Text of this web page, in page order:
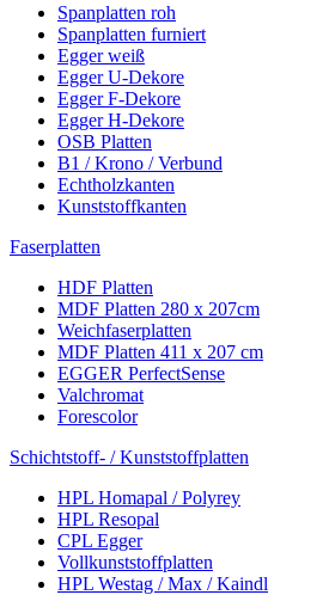
Spanplatten roh
Spanplatten furniert
Egger weiß
Egger U-Dekore
Egger F-Dekore
Egger H-Dekore
OSB Platten
B1 / Krono / Verbund
Echtholzkanten
Kunststoffkanten
Faserplatten
HDF Platten
MDF Platten 280 x 207cm
Weichfaserplatten
MDF Platten 411 x 207 cm
EGGER PerfectSense
Valchromat
Forescolor
Schichtstoff- / Kunststoffplatten
HPL Homapal / Polyrey
HPL Resopal
CPL Egger
Vollkunststoffplatten
HPL Westag / Max / Kaindl